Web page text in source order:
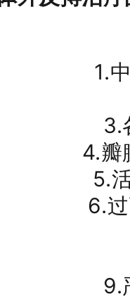
1.
3.
4.瓣
5.
6.
9.